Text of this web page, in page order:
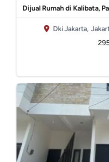
Dijual Rumah di Kalibata,
Dki Jakarta,